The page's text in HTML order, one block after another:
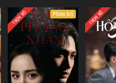
TRỌN BỘ Phim bộ TRỌN BỘ